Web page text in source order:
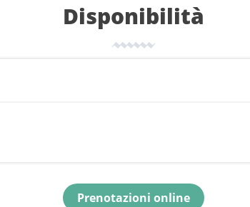
Disponibilità
Prenotazioni online